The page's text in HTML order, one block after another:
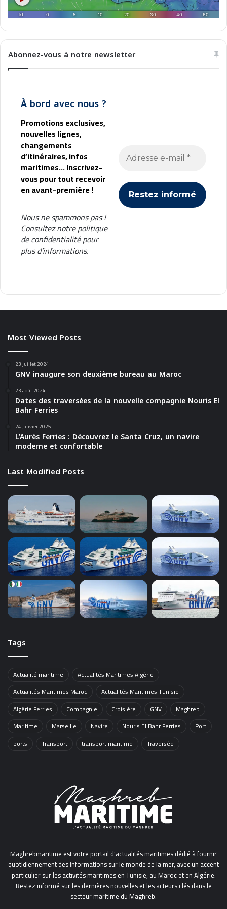
h
a
l
l
e
n
g
n
t
u
r
e
n
Abonnez-vous à notre newsletter
À bord avec nous ?
Promotions exclusives,
nouvelles lignes,
changements
d’itinéraires, infos
maritimes... Inscrivez-
vous pour tout recevoir
en avant-première !
Nous ne spammons pas !
Consultez notrepolitique
de confidentialitépour
plus d’informations.
Most Viewed Posts
23 juillet 2024
GNV inaugure son deuxième bureau au Maroc
23 août 2024
Dates des traversées de la nouvelle compagnie Nouris El
Bahr Ferries
24 janvier 2025
L’Aurès Ferries : Découvrez le Santa Cruz, un navire
moderne et confortable
Last Modified Posts
Tags
Actualité maritime
Actualités Maritimes Algérie
Actualités Maritimes Maroc
Actualités Maritimes Tunisie
Algérie Ferries
Compagnie Croisière GNV
Maghreb
Maritime
Marseille Navire Nouris El Bahr Ferries
Port
ports
Transport transport maritime Traversée
Maghrebmaritime est votre portail d'actualités maritimes dédié à fournir
quotidiennement des informations sur le monde de la mer, avec un accent
particulier sur les activités maritimes en Tunisie, au Maroc et en Algérie.
Restez informé sur les dernières nouvelles et les acteurs clés dans le
secteur maritime du Maghreb.